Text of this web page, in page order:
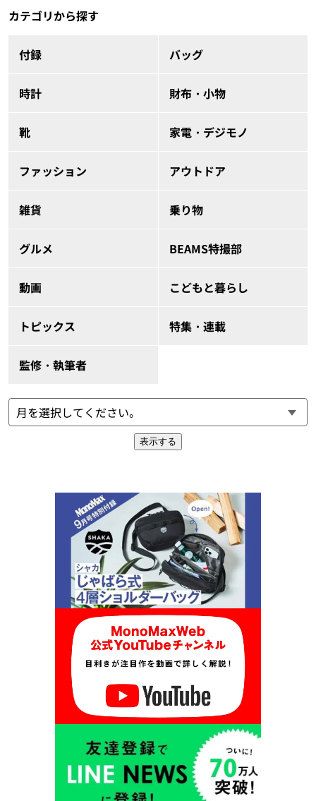
カテゴリから探す
付録 バッグ
時計 財布・小物
靴 家電・デジモノ
ファッション アウトドア
雑貨 乗り物
グルメ BEAMS特撮部
動画 こどもと暮らし
トピックス 特集・連載
監修・執筆者
表示する